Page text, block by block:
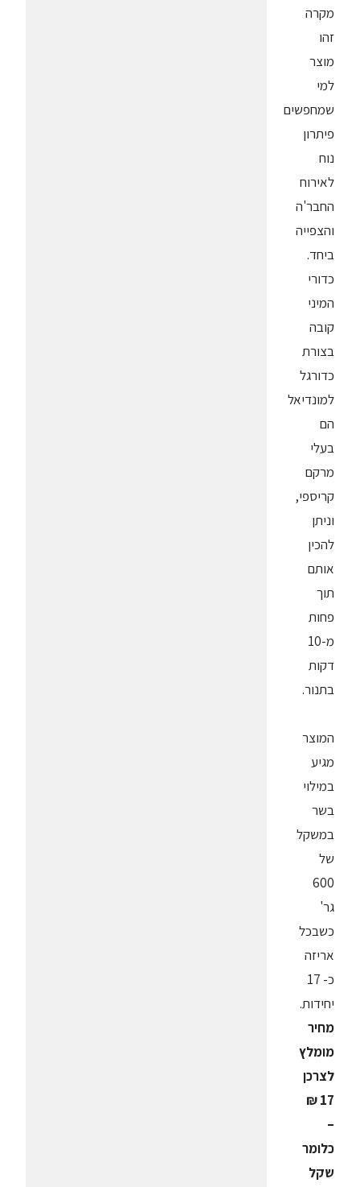
מקרה
זהו
מוצר
למי
שמחפשים
פיתרון
נוח
לאירוח
החבר'ה
והצפייה
ביחד.
כדורי
המיני
קובה
בצורת
כדורגל
למונדיאל
הם
בעלי
מרקם
קריספי,
וניתן
להכין
אותם
תוך
פחות
מ-10
דקות
בתנור.
המוצר
מגיע
במילוי
בשר
במשקל
של
600
גר'
כשבכל
אריזה
כ- 17
יחידות.
מחיר
מומלץ
לצרכן
17 ₪
–
כלומר
שקל